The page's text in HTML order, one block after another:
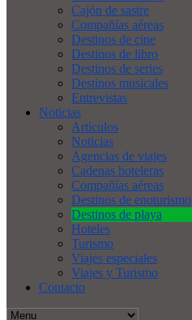
Cajón de sastre
Compañías aéreas
Destinos de cine
Destinos de libro
Destinos de series
Destinos musicales
Entrevistas
Noticias
Artículos
Noticias
Agencias de viajes
Cadenas hoteleras
Compañías aéreas
Destinos de enoturismo
Destinos de playa
Hoteles
Turismo
Viajes especiales
Viajes y Turismo
Contacto